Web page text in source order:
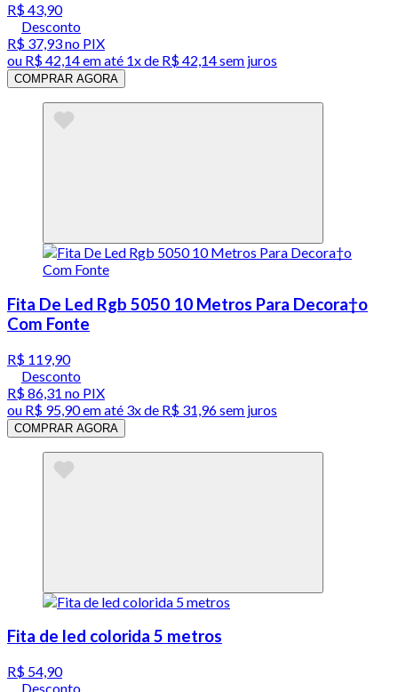
R$ 43,90
Desconto
R$ 37,93no PIX
ou R$ 42,14em até 1x de R$ 42,14sem juros
COMPRAR AGORA
Fita De Led Rgb 5050 10 Metros Para Decora†o
Com Fonte
R$ 119,90
Desconto
R$ 86,31 no PIX
ou R$ 95,90em até 3x de R$ 31,96 sem juros
COMPRAR AGORA
Fita de led colorida 5 metros
R$ 54,90
Desconto